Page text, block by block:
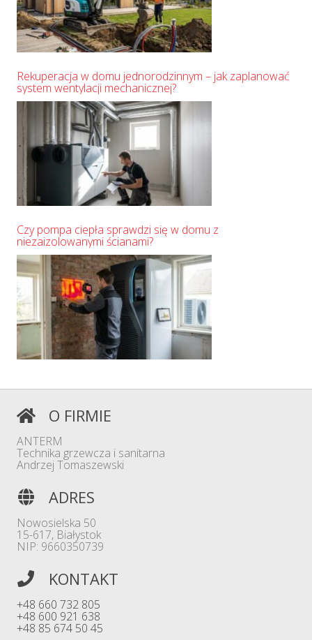
Rekuperacja w domu jednorodzinnym – jak zaplanować
system wentylacji mechanicznej?
Czy pompa ciepła sprawdzi się w domu z
niezaizolowanymi ścianami?
O FIRMIE
ANTERM
Technika grzewcza i sanitarna
Andrzej Tomaszewski
ADRES
Nowosielska 50
15-617, Białystok
NIP: 9660350739
KONTAKT
+48 660 732 805
+48 600 921 638
+48 85 674 50 45